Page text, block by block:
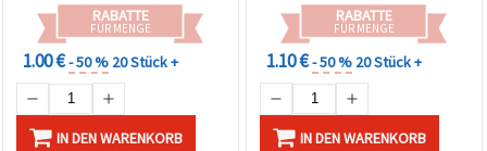
RABATTE
FÜR MENGE
1.00 €- 50 % 20 Stück +
IN DEN WARENKORB
RABATTE
FÜR MENGE
1.10 €- 50 % 20 Stück +
IN DEN WARENKORB